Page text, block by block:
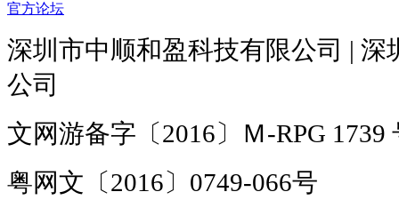
官方论坛
深圳市中顺和盈科技有限公司 |
公司
文网游备字〔2016〕Ｍ-RPG 1739
粤网文〔2016〕0749-066号